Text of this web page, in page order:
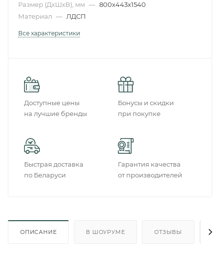
Размер (ДxШxВ), мм — 800x443x1540
Материал — ЛДСП
Все характеристики
Доступные цены
на лучшие бренды
Бонусы и скидки
при покупке
Быстрая доставка
по Беларуси
Гарантия качества
от производителей
ОПИСАНИЕ В ШОУРУМЕ ОТЗЫВЫ